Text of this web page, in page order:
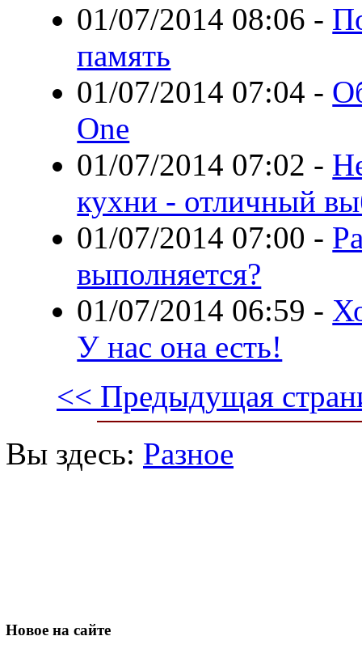
01/07/2014 08:06 -
память
01/07/2014 07:04 -
One
01/07/2014 07:02 -
кухни - отличный
01/07/2014 07:00 -
выполняется?
01/07/2014 06:59 -
У нас она есть!
<< Предыдущая
Вы здесь: Разное
Новое на сайте